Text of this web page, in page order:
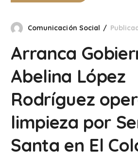
Comunicación Social
Arranca
Abelina López
Rodríguez
limpieza por
Santa en El